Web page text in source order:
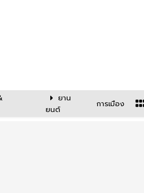
ยาน
ยนต์
การเมือง